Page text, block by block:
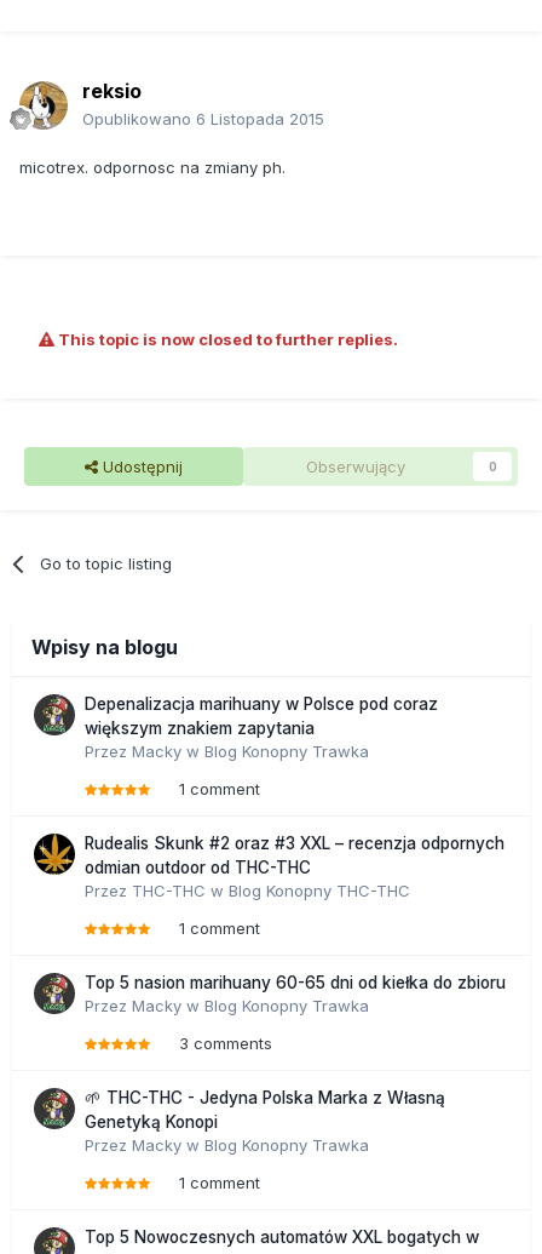
reksio
Opublikowano 6 Listopada 2015
micotrex. odpornosc na zmiany ph.
This topic is now closed to further replies.
Udostępnij Obserwujący 0
Go to topic listing
Wpisy na blogu
Depenalizacja marihuany w Polsce pod coraz
większym znakiem zapytania
Przez Macky w Blog Konopny Trawka
1 comment
Rudealis Skunk #2 oraz #3 XXL – recenzja odpornych
odmian outdoor od THC-THC
Przez THC-THC w Blog Konopny THC-THC
1 comment
Top 5 nasion marihuany 60-65 dni od kiełka do zbioru
Przez Macky w Blog Konopny Trawka
3 comments
🌱 THC-THC - Jedyna Polska Marka z Własną
Genetyką Konopi
Przez Macky w Blog Konopny Trawka
1 comment
Top 5 Nowoczesnych automatów XXL bogatych w